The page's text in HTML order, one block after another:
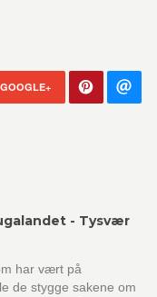
GOOGLE+
- Tysvær
har vært på
de stygge sakene om